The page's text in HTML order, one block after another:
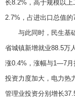
长8.2%，高于规模以
2.7%，占进出口总值的
与此同时，民生基础
省城镇新增就业88.5万
涨0.4%，涨幅与1—7月
投资力度加大，电力热
管理业投资分别增长